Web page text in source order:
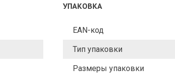
УПАКОВКА
EAN-код
Тип упаковки
Размеры упаковки